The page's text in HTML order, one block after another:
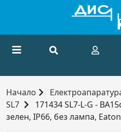
Начало
SL7
171434 SL7-L-G -
зелен, IP66, без лампа, Eaton